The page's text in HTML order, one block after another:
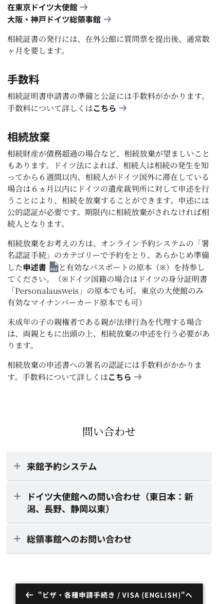
在東京ドイツ大使館
大阪・神戸ドイツ総領事館
相続証書の発行には、在外公館に質問票を提出後、通常数
ヶ月を要します。
手数料
相続証明書申請書の準備と公証には手数料がかかります。
手数料について詳しくはこちら
相続放棄
相続財産が債務超過の場合など、相続放棄が望ましいこと
もあります。ドイツ法によれば、相続人は相続の発生を知
ってから６週間以内、相続人がドイツ国外に滞在している
場合は６ヵ月以内にドイツの遺産裁判所に対して申述を行
うことにより、相続を放棄することができます。申述には
公的認証が必要です。期限内に相続放棄がされなければ相
続人となります。
相続放棄をお考えの方は、オンライン予約システムの「署
名認証手続」のカテゴリーで予約をとり、あらかじめ準備
した申述書
と有効なパスポートの原本（※）を持参し
てください。（※ドイツ国籍の場合はドイツの身分証明書
「Personalausweis 」の原本でも可。東京の大使館のみ
有効なマイナンバーカード原本でも可）
未成年の子の親権者である親が法律行為を代理する場合
は、両親ともに出頭の上、相続放棄の申述を行う必要があ
ります。
相続放棄の申述書への署名の認証には手数料がかかりま
す。手数料について詳しくはこちら
問い合わせ
来館予約システム
ドイツ大使館への問い合わせ（東日本：新
潟、長野、静岡以東）
総領事館へのお問い合わせ
"ビザ・各種申請手続き / VISA (ENGLISH)"へ